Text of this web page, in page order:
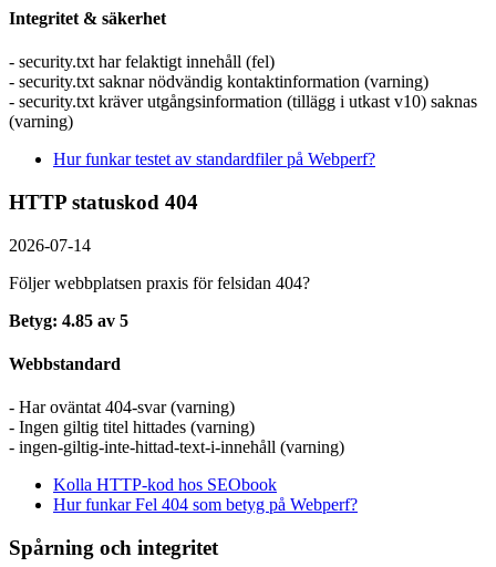
Integritet & säkerhet
- security.txt har felaktigt innehåll (fel)
- security.txt saknar nödvändig kontaktinformation (varning)
- security.txt kräver utgångsinformation (tillägg i utkast v10) saknas
(varning)
Hur funkar testet av standardfiler på Webperf?
HTTP statuskod 404
2026-07-14
Följer webbplatsen praxis för felsidan 404?
Betyg: 4.85 av 5
Webbstandard
- Har oväntat 404-svar (varning)
- Ingen giltig titel hittades (varning)
- ingen-giltig-inte-hittad-text-i-innehåll (varning)
Kolla HTTP-kod hos SEObook
Hur funkar Fel 404 som betyg på Webperf?
Spårning och integritet